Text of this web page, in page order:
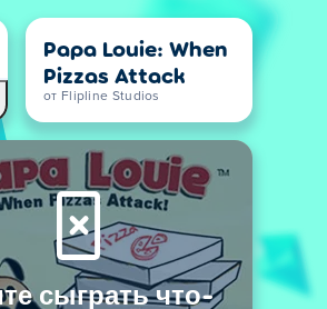
Papa Louie: When
Pizzas Attack
от Flipline Studios
сыграть что-